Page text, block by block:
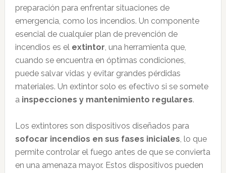
preparación para enfrentar situaciones de
emergencia, como los incendios. Un componente
esencial de cualquier plan de prevención de
incendios es el extintor, una herramienta que,
cuando se encuentra en óptimas condiciones,
puede salvar vidas y evitar grandes pérdidas
materiales. Un extintor solo es efectivo si se somete
a inspecciones y mantenimiento regulares.
Los extintores son dispositivos diseñados para
sofocar incendios en sus fases iniciales, lo que
permite controlar el fuego antes de que se convierta
en una amenaza mayor. Estos dispositivos pueden